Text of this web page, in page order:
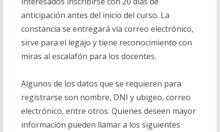
anticipación antes del inicio del curso. La
constancia se entregará vía correo electrónico,
sirve para el legajo y tiene reconocimiento con
miras al escalafón para los docentes.
Algunos de los datos que se requieren para
registrarse son nombre, DNI y ubigeo, correo
electrónico, entre otros. Quienes deseen mayor
información pueden llamar a los siguientes